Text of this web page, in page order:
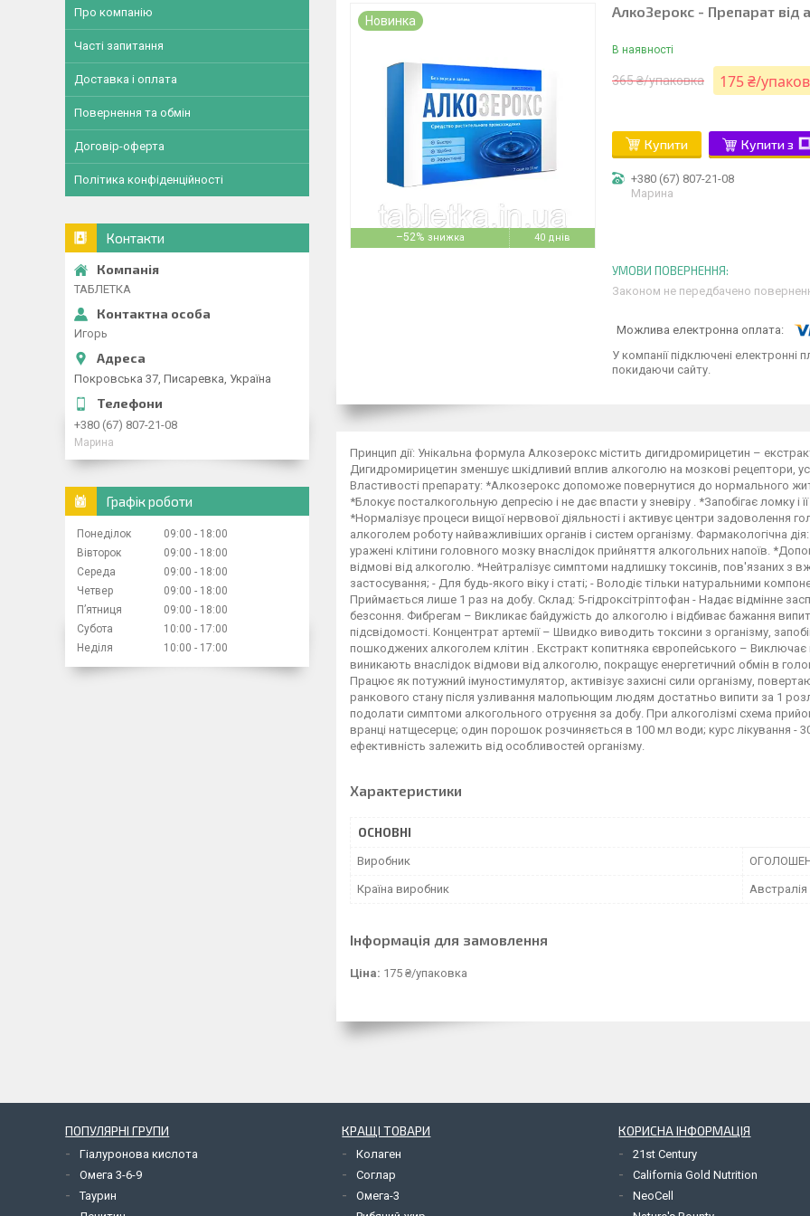
–52% 40 днів
Новинка
АлкоЗерокс - Препарат від
В наявності
365 ₴/упаковка 175 ₴/
Купити Купити з
+380 (67) 807-21-08
Марина
Законом не передбачено
У компанії підключені електронні
покидаючи сайту.
Принцип дії: Унікальна формула Алкозерокс містить дигидромирицетин –
Дигидромирицетин зменшує шкідливий вплив алкоголю на мозкові рецептори,
Властивості препарату: *Алкозерокс допоможе повернутися до нормального
*Блокує посталкогольную депресію і не дає впасти у зневіру . *Запобігає ломку і
*Нормалізує процеси вищої нервової діяльності і активує центри задоволення
алкоголем роботу найважливіших органів і систем організму. Фармакологічна
уражені клітини головного мозку внаслідок прийняття алкогольних напоїв.
відмові від алкоголю. *Нейтралізує симптоми надлишку токсинів, пов'язаних з
застосування; - Для будь-якого віку і статі; - Володіє тільки натуральними
Приймається лише 1 раз на добу. Склад: 5-гідроксітріптофан - Надає відмінне
безсоння. Фибрегам – Викликає байдужість до алкоголю і відбиває бажання
підсвідомості. Концентрат артемії – Швидко виводить токсини з організму,
пошкоджених алкоголем клітин . Екстракт копитняка європейського – Виключає
виникають внаслідок відмови від алкоголю, покращує енергетичний обмін в
Працює як потужний імуностимулятор, активізує захисні сили організму,
ранкового стану після узливання малопьющим людям достатньо випити за 1
подолати симптоми алкогольного отруєння за добу. При алкоголізмі схема
вранці натщесерце; один порошок розчиняється в 100 мл води; курс лікування -
ефективність залежить від особливостей організму.
Характеристики
ОСНОВНІ
Виробник
Країна виробник Австралія
Інформація для замовлення
Ціна: 175 ₴/упаковка
Про компанію
Часті запитання
Доставка і оплата
Повернення та обмін
Договір-оферта
Політика конфіденційності
Контакти
ТАБЛЕТКА
Игорь
Покровська 37, Писаревка, Україна
+380 (67) 807-21-08
Марина
Графік роботи
Понеділок 09:00
18:00
Вівторок
09:00
18:00
Середа
09:00
18:00
Четвер
09:00
18:00
Пʼятниця
09:00
18:00
Субота
10:00
17:00
Неділя
10:00 17:00
ПОПУЛЯРНІ ГРУПИ
Гіалуронова кислота
Омега 3-6-9
Таурин
КРАЩІ ТОВАРИ
Колаген
Соглар
Омега-3
КОРИСНА ІНФОРМАЦІЯ
21st Century
California Gold Nutrition
NeoCell